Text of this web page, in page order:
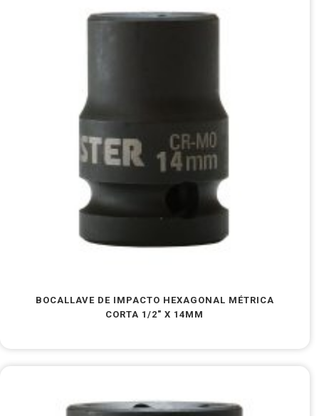
BOCALLAVE DE IMPACTO HEXAGONAL MÉTRICA
CORTA 1/2″ X 14MM